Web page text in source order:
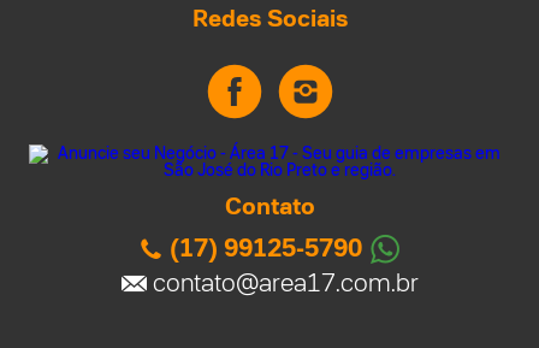
Redes Sociais
Contato
(17) 99125-5790
contato@area17.com.br